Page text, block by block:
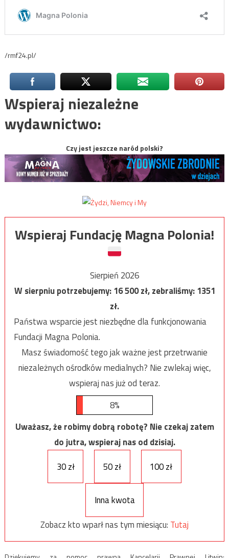
/rmf24.pl/
Wspieraj niezależne
wydawnictwo:
Czy jest jeszcze naród polski?
Wspieraj Fundację Magna Polonia!
Sierpień 2026
W sierpniu potrzebujemy:16 500zł, zebraliśmy:1351
zł.
Państwa wsparcie jest niezbędne dla funkcjonowania
Fundacji Magna Polonia.
Masz świadomość tego jak ważne jest przetrwanie
niezależnych ośrodków medialnych? Nie zwlekaj więc,
wspieraj nas już od teraz.
8%
Uważasz, że robimy dobrą robotę? Nie czekaj zatem
do jutra, wspieraj nas od dzisiaj.
30 zł
50 zł 100 zł
Inna kwota
Zobacz kto wparł nas tym miesiącu: Tutaj